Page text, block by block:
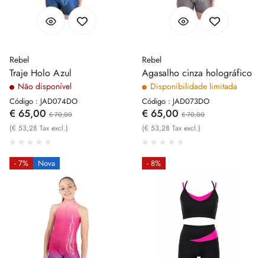
Rebel
Traje Holo Azul
Não disponível
Código : JAD074DO
€ 65,00 € 70,00
(€ 53,28 Tax excl.)
Rebel
Agasalho cinza holográfico
Disponibilidade limitada
Código : JAD073DO
€ 65,00 € 70,00
(€ 53,28 Tax excl.)
- 7% Nova - 8%